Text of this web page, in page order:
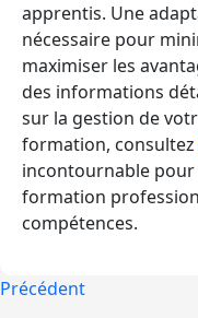
apprentis. Une
nécessaire pour
maximiser les
des informations
sur la gestion de
formation, consultez
incontournable
formation
compétences.
Précédent